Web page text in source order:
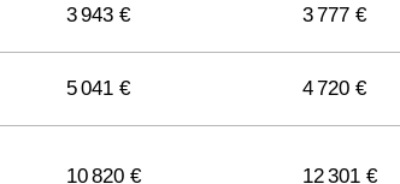
3 943 € 3 777 €
5 041 € 4 720 €
10 820 € 12 301 €